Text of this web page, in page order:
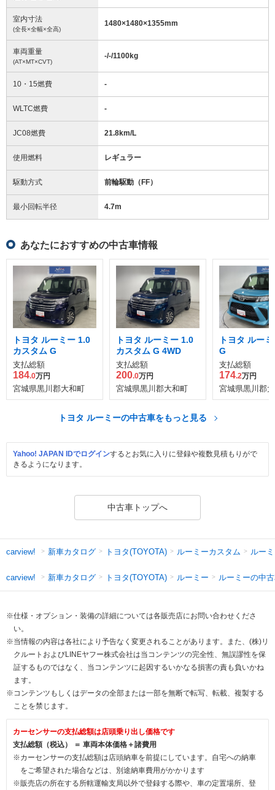
室内寸法
(全長×全幅×全高)
1480×1480×1355mm
車両重量
(AT×MT×CVT)
-/-/1100kg
10・15燃費 -
WLTC燃費 -
JC08燃費 21.8km/L
使用燃料 レギュラー
駆動方式 前輪駆動（FF）
最小回転半径 4.7m
あなたにおすすめの中古車情報
トヨタ ルーミー 1.0
カスタム G
支払総額
184.0万円
宮城県黒川郡大和町
トヨタ ルーミー 1.0
カスタム G 4WD
支払総額
200.0万円
宮城県黒川郡大和町
トヨタ ルー
G
支払総額
174.2万円
宮城県黒川郡
トヨタ ルーミーの中古車をもっと見る
Yahoo! JAPAN IDでログインするとお気に入りに登録や複数見積もりがで
きるようになります。
中古車トップへ
carview! 新車カタログ トヨタ(TOYOTA) ルーミーカスタム ルー
carview! 新車カタログ トヨタ(TOYOTA) ルーミー ルーミーの中
※仕様・オプション・装備の詳細については各販売店にお問い合わせくださ
い。
※当情報の内容は各社により予告なく変更されることがあります。また、(株)リ
クルートおよびLINEヤフー株式会社は当コンテンツの完全性、無誤謬性を保
証するものではなく、当コンテンツに起因するいかなる損害の責も負いかね
ます。
※コンテンツもしくはデータの全部または一部を無断で転写、転載、複製する
ことを禁じます。
カーセンサーの支払総額は店頭乗り出し価格です
支払総額（税込） ＝ 車両本体価格＋諸費用
※カーセンサーの支払総額は店頭納車を前提にしています。自宅への納車
をご希望された場合などは、別途納車費用がかかります
※販売店の所在する所轄運輸支局以外で登録する際や、車の定置場所、登